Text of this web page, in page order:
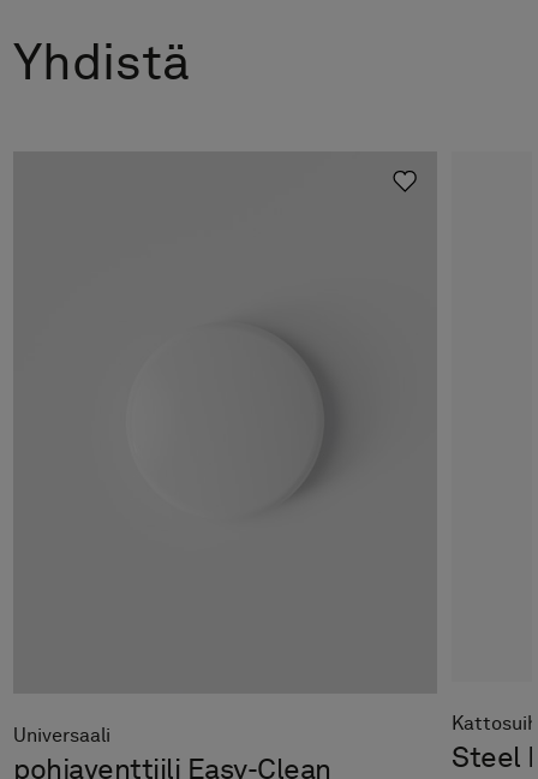
Yhdistä
Universaali
pohjaventtiili Easy-Clean Steel